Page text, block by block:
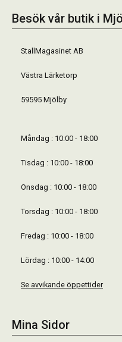
Besök vår butik i
StallMagasinet AB
Västra Lärketorp
59595 Mjölby
Måndag : 10:00 - 18:00
Tisdag : 10:00 - 18:00
Onsdag : 10:00 - 18:00
Torsdag : 10:00 - 18:00
Fredag : 10:00 - 18:00
Lördag : 10:00 - 14:00
Se avvikande öppettider
Mina Sidor